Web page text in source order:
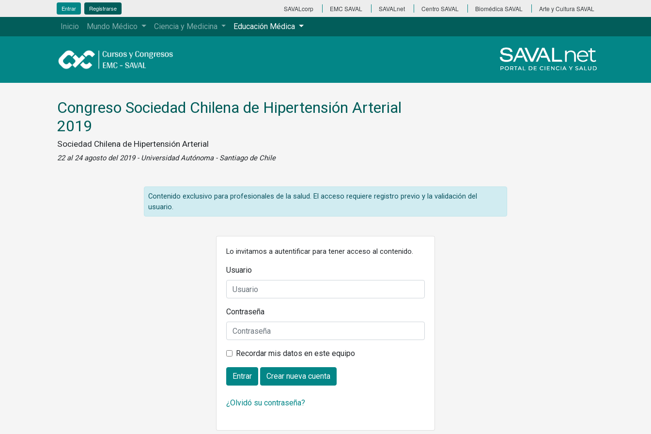
Entrar Registrarse SAVALcorp EMC SAVAL SAVALnet Centro SAVAL Biomédica SAVAL Arte y Cultura SAVAL
Inicio Mundo Médico Ciencia y Medicina Educación Médica
Congreso Sociedad Chilena de Hipertensión Arterial
2019
Sociedad Chilena de Hipertensión Arterial
22 al 24 agosto del 2019 - Universidad Autónoma - Santiago de Chile
Contenido exclusivo para profesionales de la salud. El acceso requiere registro previo y la validación del
usuario.
Lo invitamos a autentificar para tener acceso al contenido.
Usuario
Contraseña
Recordar mis datos en este equipo
Entrar Crear nueva cuenta
¿Olvidó su contraseña?